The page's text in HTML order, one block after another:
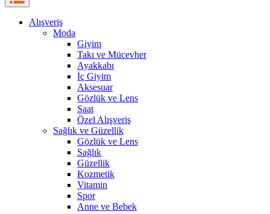
Alışveriş
Moda
Giyim
Takı ve Mücevher
Ayakkabı
İç Giyim
Aksesuar
Gözlük ve Lens
Saat
Özel Alışveriş
Sağlık ve Güzellik
Gözlük ve Lens
Sağlık
Güzellik
Kozmetik
Vitamin
Spor
Anne ve Bebek